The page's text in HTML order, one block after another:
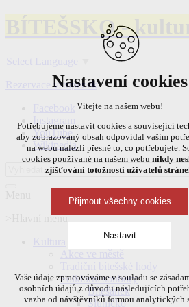
BÍTEŠSKO -
Rezervace vstupenek
Instagram
YouTube
Wikipedia
>Hlavní menu
Folklorní soubory
Bítešánek
Sluníčko
Nastavení cookies
Vítejte na našem webu!
Potřebujeme nastavit cookies a související
aby zobrazovaný obsah odpovídal vašim
na webu nalezli přesně to, co potřebujete.
cookies používané na našem webu nikdy
zjišťování totožnosti uživatelů
Přijmout všechny cookies
Nastavit
Technická cookies
nutná pro provozování webu
Vaše údaje zpracováváme v souladu se
osobních údajů z důvodu následujících
vazba od návštěvníků formou analytických